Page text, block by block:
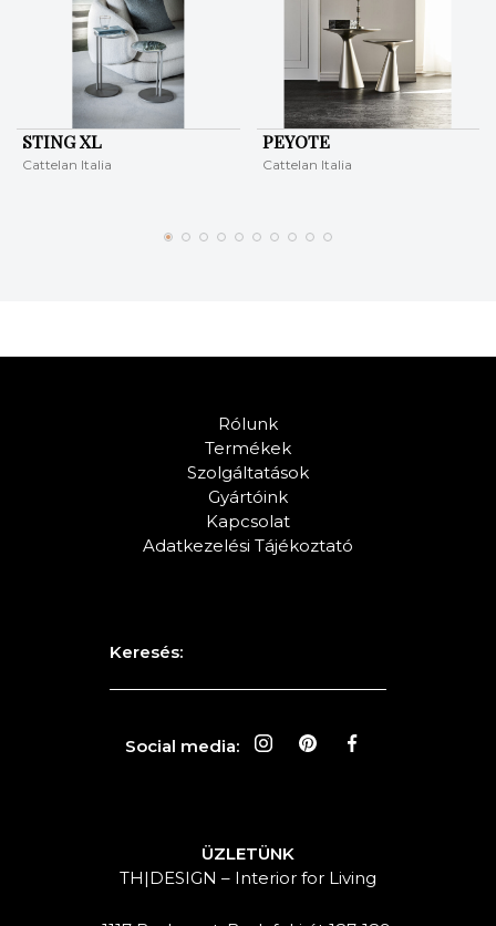
STING XL
Cattelan Italia
PEYOTE
Cattelan Italia
Rólunk
Termékek
Szolgáltatások
Gyártóink
Kapcsolat
Adatkezelési Tájékoztató
Keresés:
Social media:
ÜZLETÜNK
TH|DESIGN – Interior for Living